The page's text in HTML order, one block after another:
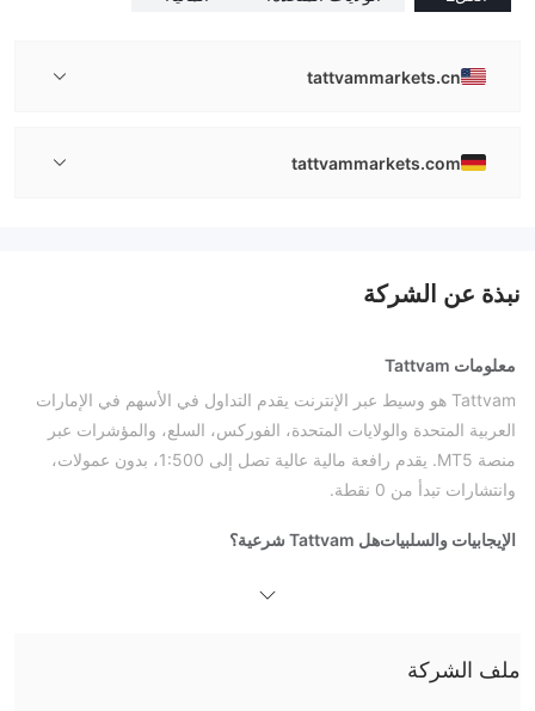
tattvammarkets.cn
tattvammarkets.com
نبذة عن الشركة
معلومات Tattvam
Tattvam هو وسيط عبر الإنترنت يقدم التداول في الأسهم في الإمارات
العربية المتحدة والولايات المتحدة، الفوركس، السلع، والمؤشرات عبر
منصة MT5. يقدم رافعة مالية عالية تصل إلى 1:500، بدون عمولات،
وانتشارات تبدأ من 0 نقطة.
الإيجابيات والسلبياتهل Tattvam شرعية؟
الخاصة به، التي تم إصدارها من قبل هيئة الأوراق المالية والسلع في دولة
ما الذي يمكنني التداول به على Tattvam؟
ملف الشركة